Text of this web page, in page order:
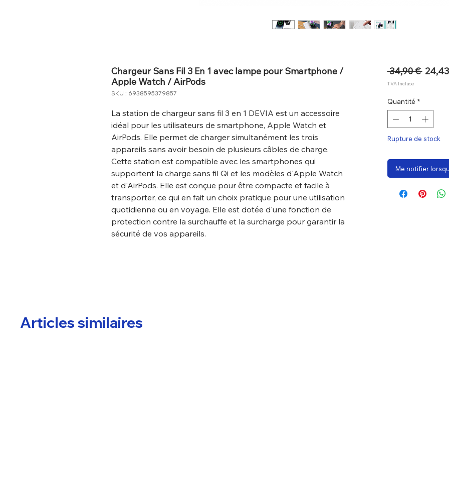
Chargeur Sans Fil 3 En 1 avec lampe pour Smartphone /
Apple Watch / AirPods
SKU : 6938595379857
La station de chargeur sans fil 3 en 1 DEVIA est un accessoire
idéal pour les utilisateurs de smartphone, Apple Watch et
AirPods. Elle permet de charger simultanément les trois
appareils sans avoir besoin de plusieurs câbles de charge.
Cette station est compatible avec les smartphones qui
supportent la charge sans fil Qi et les modèles d'Apple Watch
et d'AirPods. Elle est conçue pour être compacte et facile à
transporter, ce qui en fait un choix pratique pour une utilisation
quotidienne ou en voyage. Elle est dotée d'une fonction de
protection contre la surchauffe et la surcharge pour garantir la
sécurité de vos appareils.
34,90 € Prix
TVA Incluse
Quantité *
Rupture de stock
Me notifier
Articles similaires